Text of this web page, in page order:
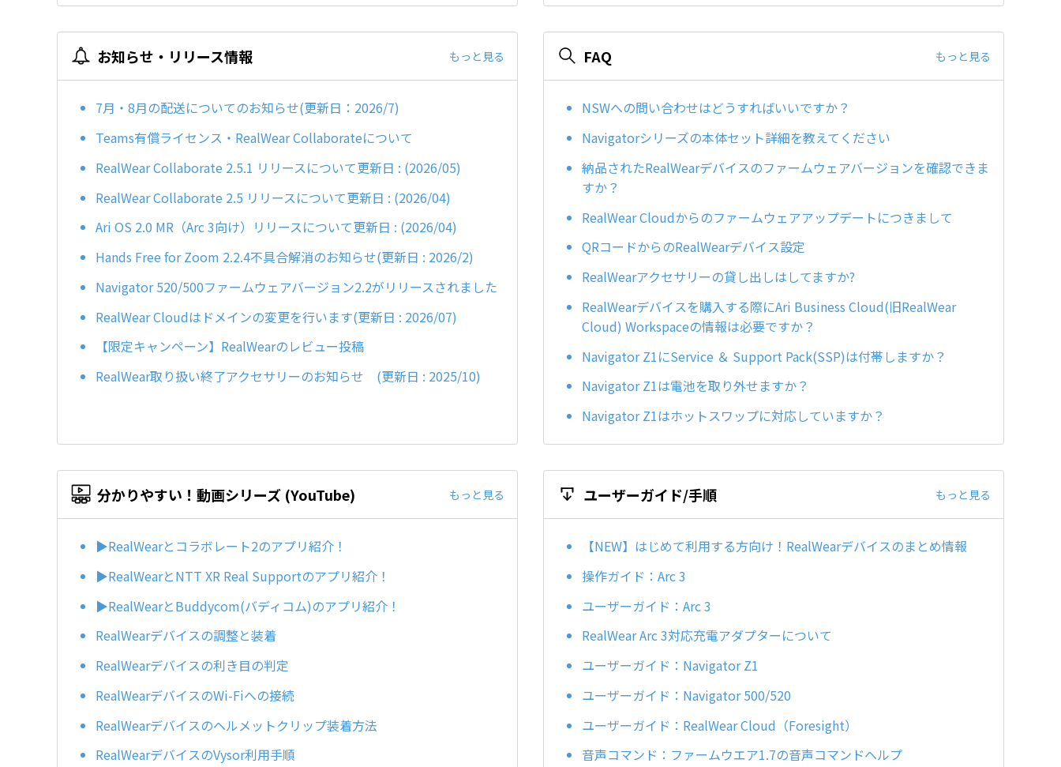
お知らせ・リリース情報 もっと見る
7月・8月の配送についてのお知らせ(更新日：2026/7)
Teams有償ライセンス・RealWear Collaborateについて
RealWear Collaborate 2.5.1 リリースについて更新日 : (2026/05)
RealWear Collaborate 2.5 リリースについて更新日 : (2026/04)
Ari OS 2.0 MR（Arc 3向け）リリースについて更新日 : (2026/04)
Hands Free for Zoom 2.2.4不具合解消のお知らせ(更新日 : 2026/2)
Navigator 520/500ファームウェアバージョン2.2がリリースされました
RealWear Cloudはドメインの変更を行います(更新日 : 2026/07)
【限定キャンペーン】RealWearのレビュー投稿
RealWear取り扱い終了アクセサリーのお知らせ (更新日 : 2025/10)
FAQ もっと見る
NSWへの問い合わせはどうすればいいですか？
Navigatorシリーズの本体セット詳細を教えてください
納品されたRealWearデバイスのファームウェアバージョンを確認できま
すか？
RealWear Cloudからのファームウェアアップデートにつきまして
QRコードからのRealWearデバイス設定
RealWearアクセサリーの貸し出しはしてますか?
RealWearデバイスを購入する際にAri Business Cloud(旧RealWear
Cloud) Workspaceの情報は必要ですか？
Navigator Z1にService ＆ Support Pack(SSP)は付帯しますか？
Navigator Z1は電池を取り外せますか？
Navigator Z1はホットスワップに対応していますか？
分かりやすい！動画シリーズ (YouTube) もっと見る
▶️RealWearとコラボレート2のアプリ紹介！
▶️RealWearとNTT XR Real Supportのアプリ紹介！
▶️RealWearとBuddycom(バディコム)のアプリ紹介！
RealWearデバイスの調整と装着
RealWearデバイスの利き目の判定
RealWearデバイスのWi-Fiへの接続
RealWearデバイスのヘルメットクリップ装着方法
RealWearデバイスのVysor利用手順
ユーザーガイド/手順 もっと見る
【NEW】はじめて利用する方向け！RealWearデバイスのまとめ情報
操作ガイド：Arc 3
ユーザーガイド：Arc 3
RealWear Arc 3対応充電アダプターについて
ユーザーガイド：Navigator Z1
ユーザーガイド：Navigator 500/520
ユーザーガイド：RealWear Cloud（Foresight）
音声コマンド：ファームウエア1.7の音声コマンドヘルプ